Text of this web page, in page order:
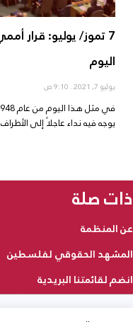
7 تموز/ يوليو:
اليوم
يوليو 7, 2021
يوجه فيه نداء عاجلاً إلى
ذات صلة
عن المنظمة
المشهد الحقوقي لفلسطين
انضم لقائمتنا البريدية